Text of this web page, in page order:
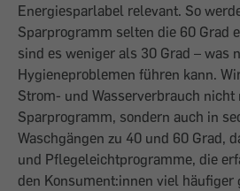
Energiesparlabel relevant. So
Sparprogramm selten die 60 Grad
sind es weniger als 30 Grad – was
Hygieneproblemen führen kann.
Strom- und Wasserverbrauch nicht
Sparprogramm, sondern auch in
Waschgängen zu 40 und 60 Grad,
und Pflegeleichtprogramme, die
den Konsument:innen viel häufiger